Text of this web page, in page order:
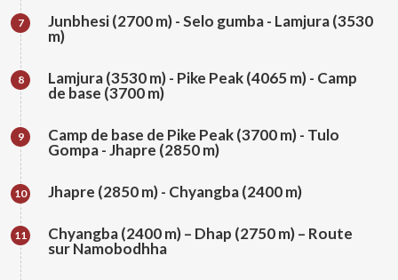
7
Junbhesi (2700 m) - Selo gumba - Lamjura (3530
m)
8
Lamjura (3530 m) - Pike Peak (4065 m) - Camp
de base (3700 m)
9
Camp de base de Pike Peak (3700 m) - Tulo
Gompa - Jhapre (2850 m)
10 Jhapre (2850 m) - Chyangba (2400 m)
11
Chyangba (2400 m) – Dhap (2750 m) – Route
sur Namobodhha